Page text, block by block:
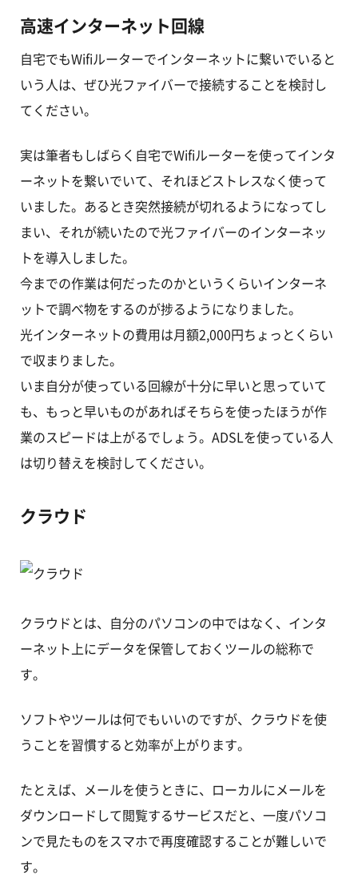
高速インターネット回線
自宅でもWifiルーターでインターネットに繋いでいると
いう人は、ぜひ光ファイバーで接続することを検討し
てください。
実は筆者もしばらく自宅でWifiルーターを使ってインタ
ーネットを繋いでいて、それほどストレスなく使って
いました。あるとき突然接続が切れるようになってし
まい、それが続いたので光ファイバーのインターネッ
トを導入しました。
今までの作業は何だったのかというくらいインターネ
ットで調べ物をするのが捗るようになりました。
光インターネットの費用は月額2,000円ちょっとくらい
で収まりました。
いま自分が使っている回線が十分に早いと思っていて
も、もっと早いものがあればそちらを使ったほうが作
業のスピードは上がるでしょう。ADSLを使っている人
は切り替えを検討してください。
クラウド
クラウドとは、自分のパソコンの中ではなく、インタ
ーネット上にデータを保管しておくツールの総称で
す。
ソフトやツールは何でもいいのですが、クラウドを使
うことを習慣すると効率が上がります。
たとえば、メールを使うときに、ローカルにメールを
ダウンロードして閲覧するサービスだと、一度パソコ
ンで見たものをスマホで再度確認することが難しいで
す。